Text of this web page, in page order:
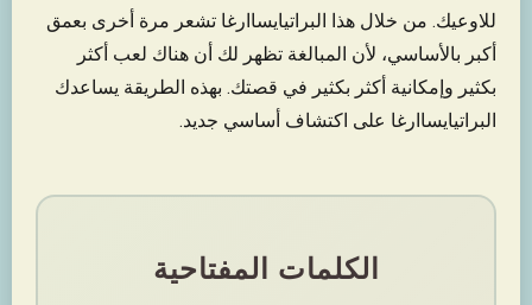
للاوعيك. من خلال هذا البراتيايساارغا تشعر مرة أخرى بعمق
أكبر بالأساسي، لأن المبالغة تظهر لك أن هناك لعب أكثر
بكثير وإمكانية أكثر بكثير في قصتك. بهذه الطريقة يساعدك
البراتيايساارغا على اكتشاف أساسي جديد.
الكلمات المفتاحية